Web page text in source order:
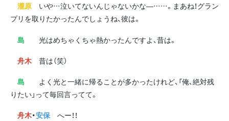
瀧原 いや…泣いてないんじゃないかな―……。まあね！グラン
プリを取りたかったんでしょうね、彼は。
島 光はめちゃくちゃ熱かったんですよ、昔は。
舟木 昔は（笑）
島 よく光と一緒に帰ることが多かったけれど、「俺、絶対残
りたい」って毎回言ってて。
舟木・安保 へー！！